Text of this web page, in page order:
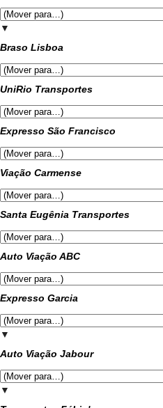
▼
Braso Lisboa
UniRio Transportes
Expresso São Francisco
Viação Carmense
Santa Eugênia Transportes
Auto Viação ABC
Expresso Garcia
▼
Auto Viação Jabour
▼